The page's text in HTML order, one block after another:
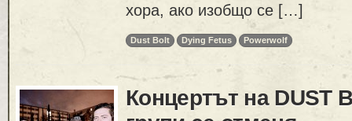
хора, ако изобщо се […]
Dust Bolt Dying Fetus Powerwolf
Концертът на DUST